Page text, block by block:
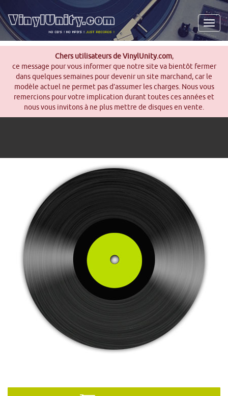
Chers utilisateurs de VinylUnity.com,
ce message pour vous informer que notre site va bientôt fermer
dans quelques semaines pour devenir un site marchand, car le
modèle actuel ne permet pas d’assumer les charges. Nous vous
remercions pour votre implication durant toutes ces années et
nous vous invitons à ne plus mettre de disques en vente.